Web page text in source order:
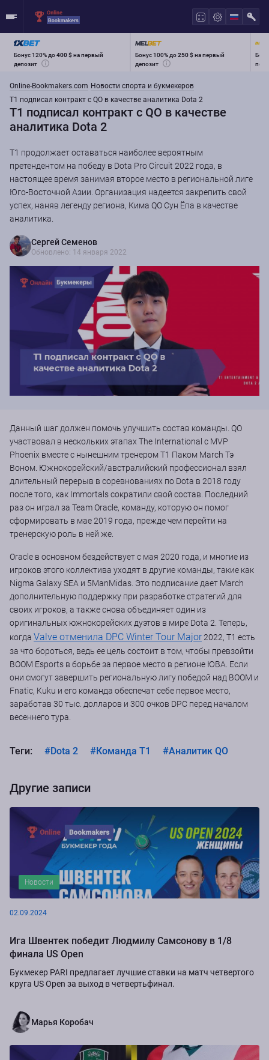
Бонус 120% до400 $на первый
депозит
Бонус 100% до250 $на первый
депозит
Online-Bookmakers.com Новости спорта и букмекеров
T1 подписал контракт с QO в качестве аналитика Dota 2
T1 подписал контракт с QO в качестве
аналитика Dota 2
T1 продолжает оставаться наиболее вероятным
претендентом на победу в Dota Pro Circuit 2022 года, в
настоящее время занимая второе место в региональной лиге
Юго-Восточной Азии. Организация надеется закрепить свой
успех, наняв легенду региона, Кима QO Сун Ёпа в качестве
аналитика.
Сергей Семенов
Обновлено: 14 января 2022
Данный шаг должен помочь улучшить состав команды. QO
участвовал в нескольких этапах The International с MVP
Phoenix вместе с нынешним тренером T1 Паком March Тэ
Воном. Южнокорейский/австралийский профессионал взял
длительный перерыв в соревнованиях по Dota в 2018 году
после того, как Immortals сократили свой состав. Последний
раз он играл за Team Oracle, команду, которую он помог
сформировать в мае 2019 года, прежде чем перейти на
тренерскую роль в ней же.
Oracle в основном бездействует с мая 2020 года, и многие из
игроков этого коллектива уходят в другие команды, такие как
Nigma Galaxy SEA и 5ManMidas. Это подписание дает March
дополнительную поддержку при разработке стратегий для
своих игроков, а также снова объединяет один из
оригинальных южнокорейских дуэтов в мире Dota 2. Теперь,
когда Valve отменила DPC Winter Tour Major2022, T1 есть
за что бороться, ведь ее цель состоит в том, чтобы превзойти
BOOM Esports в борьбе за первое место в регионе ЮВА. Если
они смогут завершить региональную лигу победой над BOOM и
Fnatic, Kuku и его команда обеспечат себе первое место,
заработав 30 тыс. долларов и 300 очков DPC перед началом
весеннего тура.
Теги: #Dota 2 #Команда T1 #Аналитик QO
Другие записи
Новости
02.09.2024
Ига Швентек победит Людмилу Самсонову в 1/8
финала US Open
Букмекер PARI предлагает лучшие ставки на матч четвертого
круга US Open за выход в четвертьфинал.
Марья Коробач